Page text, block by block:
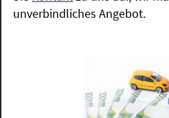
unverbindliches Angebot.